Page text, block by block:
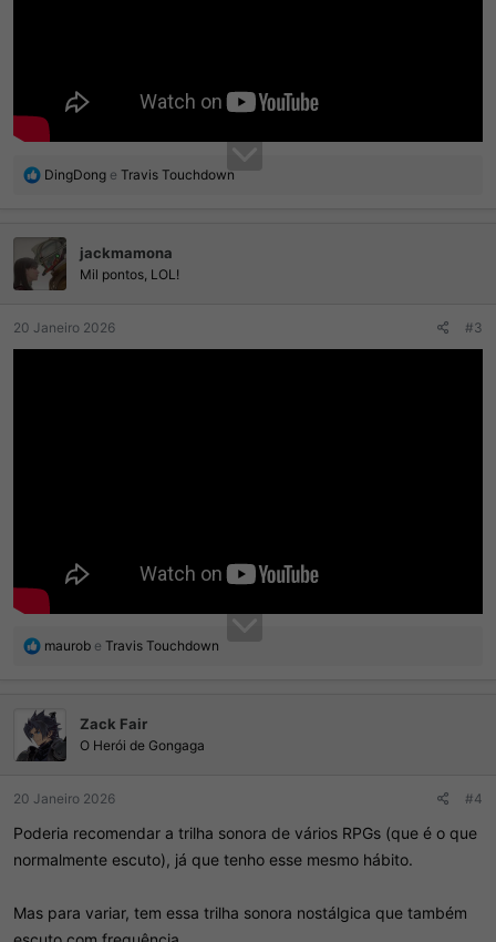
R
e
s
DingDong e Travis Touchdown
jackmamona
Mil pontos, LOL!
20 Janeiro 2026 #3
R
e
s
maurob e Travis Touchdown
Zack Fair
O Herói de Gongaga
20 Janeiro 2026 #4
Poderia recomendar a trilha sonora de vários RPGs (que é o que
normalmente escuto), já que tenho esse mesmo hábito.
Mas para variar, tem essa trilha sonora nostálgica que também